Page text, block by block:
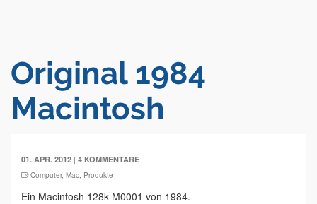
Original 1984
Macintosh
01. APR. 2012 | 4 KOMMENTARE
Computer, Mac, Produkte
Ein Macintosh 128k M0001 von 1984.